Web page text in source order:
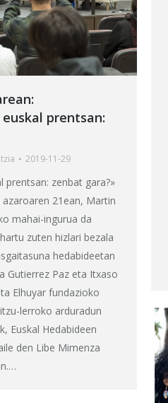
prentsan:
2019-11-29
prentsan: zenbat gara?»
21ean, Martin
mahai-ingurua da
zuten hizlari bezala
hedabideetan
Gutierrez Paz eta Itxaso
Elhuyar fundazioko
lerroko arduradun
Euskal Hedabideen
den Libe Mimenza